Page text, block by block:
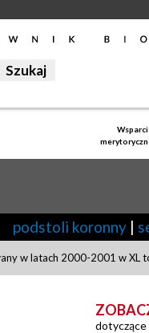
podstoli koronny |
w latach 2000-2001 w XL